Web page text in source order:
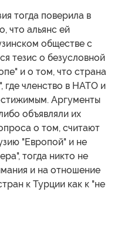
тогда поверила в
что альянс ей
обществе с
тезис о безусловной
и о том, что страна
где членство в НАТО и
Аргументы
объявляли их
о том, считают
"Европой" и не
тогда никто не
и на отношение
к Турции как к "не